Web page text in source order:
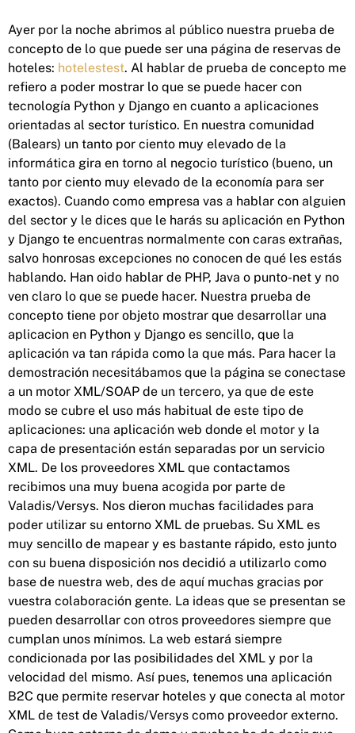
Ayer por la noche abrimos al público nuestra prueba de
concepto de lo que puede ser una página de reservas de
hoteles: hotelestest. Al hablar de prueba de concepto me
refiero a poder mostrar lo que se puede hacer con
tecnología Python y Django en cuanto a aplicaciones
orientadas al sector turístico. En nuestra comunidad
(Balears) un tanto por ciento muy elevado de la
informática gira en torno al negocio turístico (bueno, un
tanto por ciento muy elevado de la economía para ser
exactos). Cuando como empresa vas a hablar con alguien
del sector y le dices que le harás su aplicación en Python
y Django te encuentras normalmente con caras extrañas,
salvo honrosas excepciones no conocen de qué les estás
hablando. Han oido hablar de PHP, Java o punto-net y no
ven claro lo que se puede hacer. Nuestra prueba de
concepto tiene por objeto mostrar que desarrollar una
aplicacion en Python y Django es sencillo, que la
aplicación va tan rápida como la que más. Para hacer la
demostración necesitábamos que la página se conectase
a un motor XML/SOAP de un tercero, ya que de este
modo se cubre el uso más habitual de este tipo de
aplicaciones: una aplicación web donde el motor y la
capa de presentación están separadas por un servicio
XML. De los proveedores XML que contactamos
recibimos una muy buena acogida por parte de
Valadis/Versys. Nos dieron muchas facilidades para
poder utilizar su entorno XML de pruebas. Su XML es
muy sencillo de mapear y es bastante rápido, esto junto
con su buena disposición nos decidió a utilizarlo como
base de nuestra web, des de aquí muchas gracias por
vuestra colaboración gente. La ideas que se presentan se
pueden desarrollar con otros proveedores siempre que
cumplan unos mínimos. La web estará siempre
condicionada por las posibilidades del XML y por la
velocidad del mismo. Así pues, tenemos una aplicación
B2C que permite reservar hoteles y que conecta al motor
XML de test de Valadis/Versys como proveedor externo.